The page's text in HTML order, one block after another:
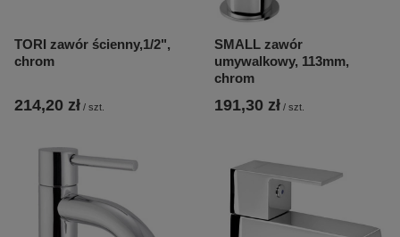
TORI zawór ścienny,1/2",
chrom
214,20 zł / szt.
SMALL zawór
umywalkowy, 113mm,
chrom
191,30 zł / szt.